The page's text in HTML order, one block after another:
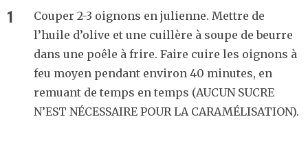
Couper 2-3 oignons en julienne. Mettre de
l’huile d’olive et une cuillère à soupe de beurre
dans une poêle à frire. Faire cuire les oignons à
feu moyen pendant environ 40 minutes, en
remuant de temps en temps (AUCUN SUCRE
N’EST NÉCESSAIRE POUR LA CARAMÉLISATION).